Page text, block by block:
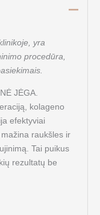
yra
procedūra,
JĖGA.
kolageno
efektyviai
raukšles ir
Tai puikus
rezultatų be